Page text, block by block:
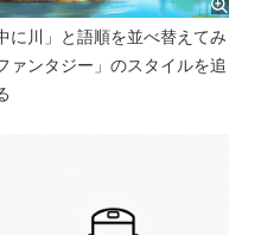
川」と語順を並べ替えてみ
ァンタジー」のスタイルを追